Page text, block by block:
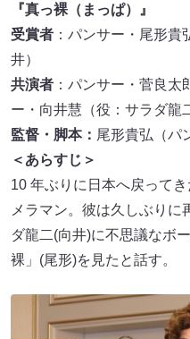
『真っ裸（まっぱ）』
受賞者 ：パンサー・尾形
井）
共演者 ：パンサー・‎菅良
ー・向井慧（役：サラダ龍
監督・脚本： 尾形貴弘（パ
＜あらすじ＞
10 年ぶりに日本へ戻って
メラマン。彼は久しぶりに
ダ龍二(向井)に不思議なボ
裸」(尾形)を見たと話す。